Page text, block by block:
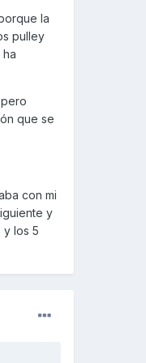
la
pulley
que se
con mi
y
y los 5